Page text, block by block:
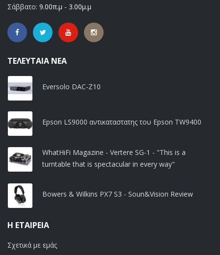
Σάββατο: 9.00π.μ - 3.00μ.μ
ΤΕΛΕΥΤΑΊΑ ΝΈΑ
Eversolo DAC-Z10
Epson LS9000 αντικαταστατης του Epson TW9400
WhatHiFi Magazine - Vertere SG-1 - "This is a
turntable that is spectacular in every way"
Bowers & Wilkins PX7 S3 - Soun&Vision Review
Η ΕΤΑΙΡΕΊΑ
Σχετικά με εμάς